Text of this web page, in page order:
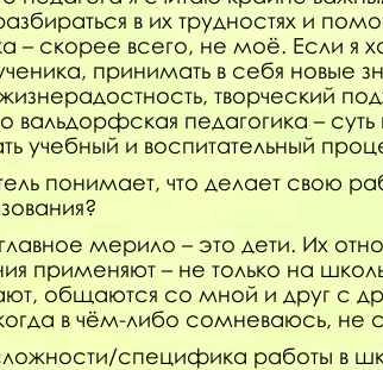
в их трудностях и
– скорее всего, не моё. Если я
принимать в себя новые
творческий
вальдорфская педагогика –
учебный и воспитательный
понимает, что делает свою
мерило – это дети. Их
применяют – не только на
общаются со мной и друг с
в чём-либо сомневаюсь, не
специфика работы в